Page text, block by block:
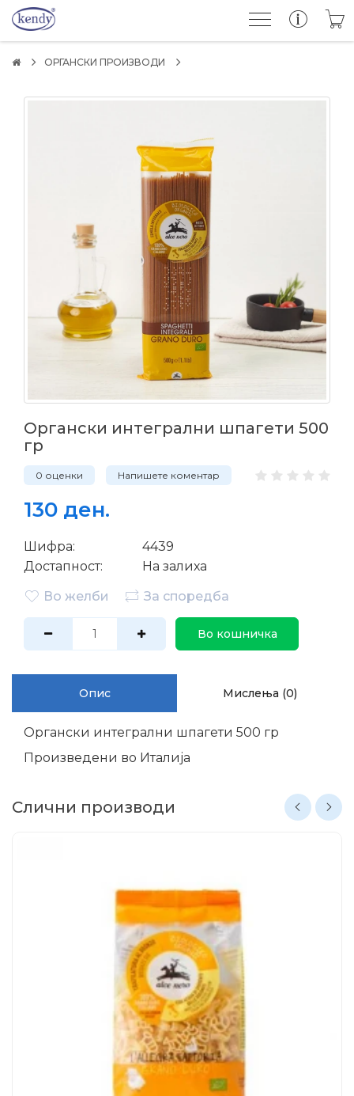
ОРГАНСКИ ПРОИЗВОДИ
Органски интегрални шпагети 500
гр
0 оценки Напишете коментар
130 ден.
Шифра:
4439
Достапност:
На залиха
Во желби
За споредба
Во кошничка
Опис Мислења (0)
Органски интегрални шпагети 500 гр
Произведени во Италија
Слични производи